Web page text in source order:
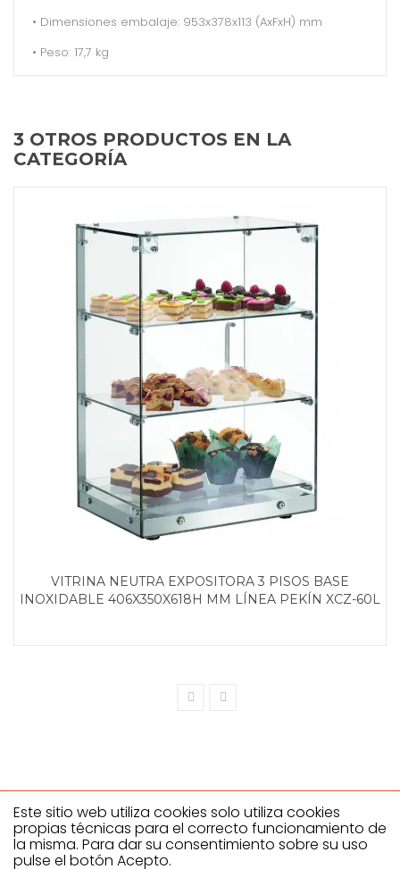
• Dimensiones embalaje: 953x378x113 (AxFxH) mm
• Peso: 17,7 kg
3 OTROS PRODUCTOS EN LA
CATEGORÍA
VITRINA NEUTRA EXPOSITORA 3 PISOS BASE
INOXIDABLE 406X350X618H MM LÍNEA PEKÍN XCZ-60L
Este sitio web utiliza cookies solo utiliza cookies
propias técnicas para el correcto funcionamiento de
la misma. Para dar su consentimiento sobre su uso
pulse el botón Acepto.
Climahostelería SL